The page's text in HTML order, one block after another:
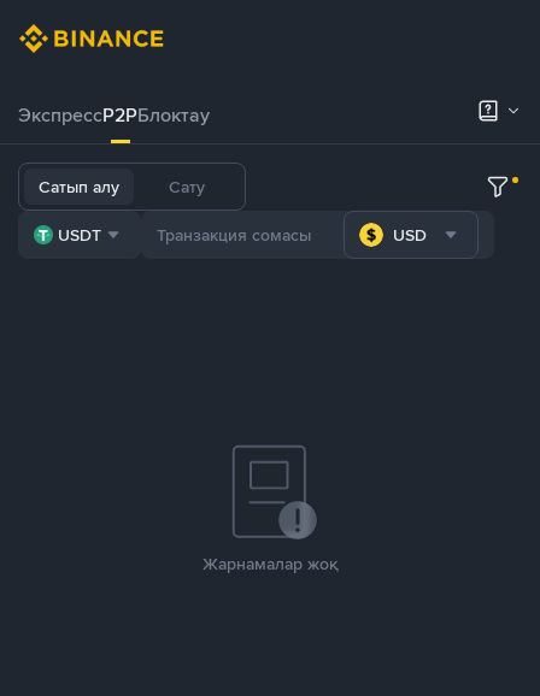
ЭкспрессP2PБлоктау
Сатып алу Сату
USDT USD
Жарнамалар жоқ